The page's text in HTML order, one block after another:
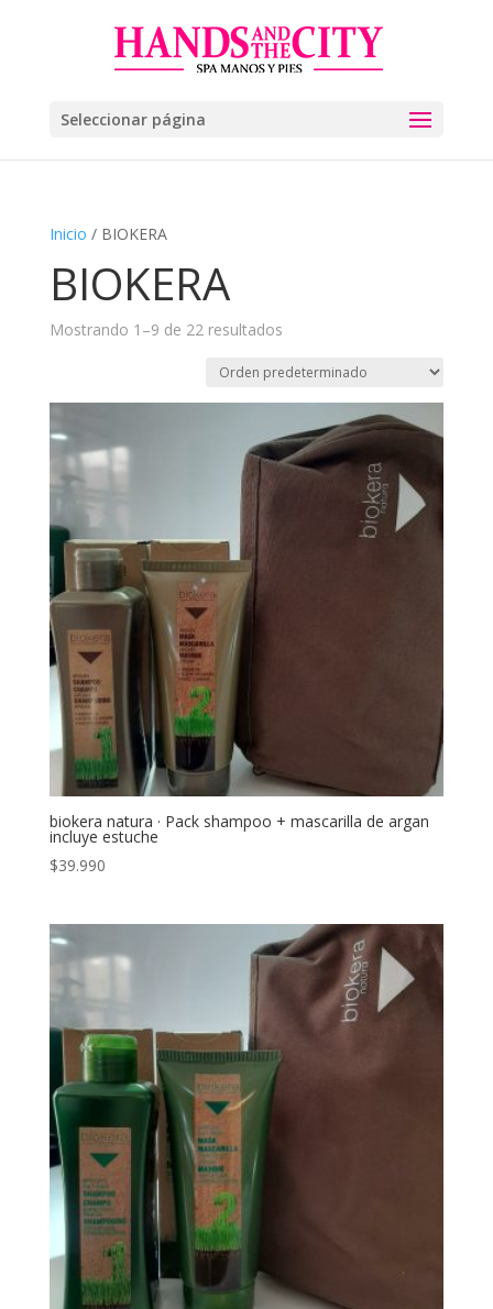
Seleccionar página
Inicio / BIOKERA
BIOKERA
Mostrando 1–9 de 22 resultados
biokera natura · Pack shampoo + mascarilla de argan
incluye estuche
$39.990